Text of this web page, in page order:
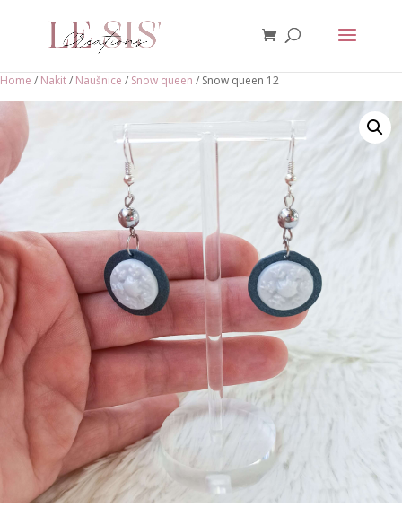
Home / Nakit/ Naušnice / Snow queen / Snow queen 12